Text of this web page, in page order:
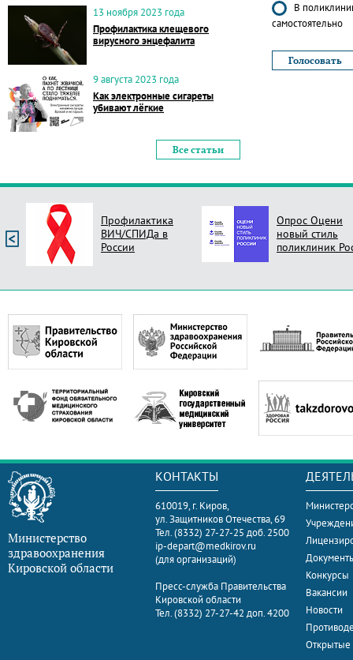
13 ноября 2023 года
Профилактика клещевого
вирусного энцефалита
9 августа 2023 года
Как электронные сигареты
убивают лёгкие
Все статьи
В
самостоятельно
Профилактика
ВИЧ/СПИДа в
России
Опрос Оцени
новый стиль
поликлиник
Министерство
здравоохранения
Кировской области
КОНТАКТЫ
610019, г. Киров,
ул. Защитников Отечества, 69
Тел. (8332) 27-27-25 доб. 2500
ip-depart@medkirov.ru
(для организаций)
Пресс-служба Правительства
Кировской области
Тел. (8332) 27-27-42 доп. 4200
Конкурсы
Вакансии
Новости